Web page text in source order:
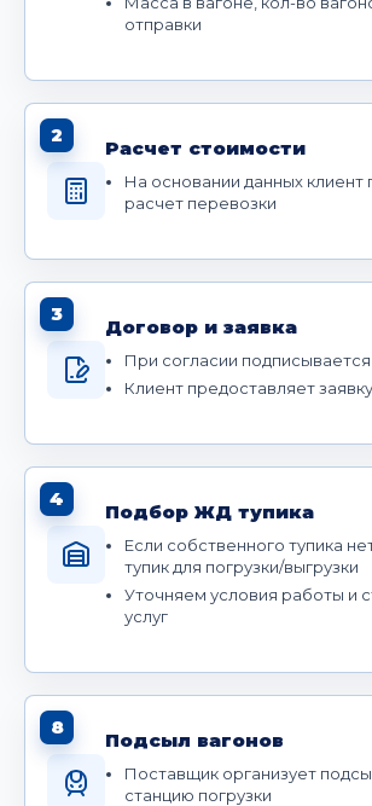
отправки
2
Расчет стоимости
На основании данных клиент
расчет перевозки
3
Договор и заявка
При согласии
Клиент предоставляет
4
Подбор ЖД тупика
Если собственного тупика
тупик для погрузки/выгрузки
Уточняем условия работы и
услуг
8
Подсыл вагонов
Поставщик организует
станцию погрузки